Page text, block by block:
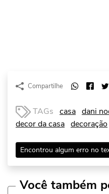
Compartilhe
TAGs casa dani
decor da casa decoração
Encontrou algum erro no
Você também